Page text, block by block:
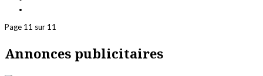
Page 11 sur 11
Annonces publicitaires